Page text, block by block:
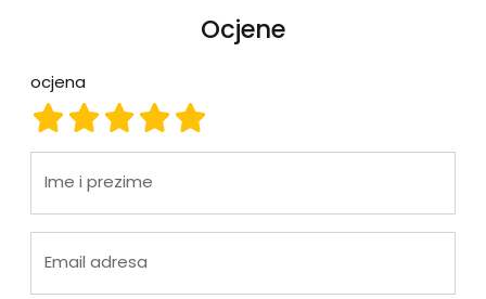
Ocjene
ocjena
ocjena 5
ocjena 4
ocjena 3
ocjena 2
ocjena 1
Ime i prezime
Email adresa